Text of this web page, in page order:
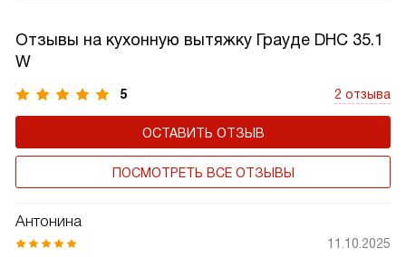
всасывания.
Отзывы на кухонную вытяжку Грауде DHC 35.1
W
5 2 отзыва
ОСТАВИТЬ ОТЗЫВ
ПОСМОТРЕТЬ ВСЕ ОТЗЫВЫ
Антонина
11.10.2025